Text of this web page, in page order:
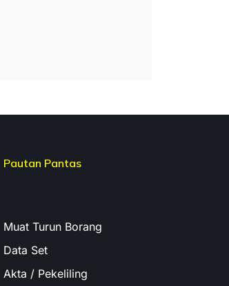
Pautan Pantas
Muat Turun Borang
Data Set
Akta / Pekeliling